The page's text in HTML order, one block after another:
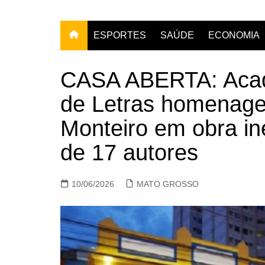
ESPORTES SAÚDE ECONOMIA
CASA ABERTA:
de Letras
Monteiro em obra
de 17 autores
10/06/2026 MATO GROSSO